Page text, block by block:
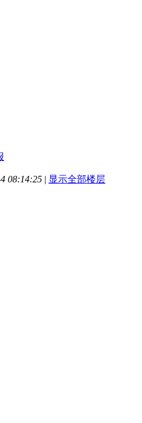
08:14:25 | 显示全部楼层